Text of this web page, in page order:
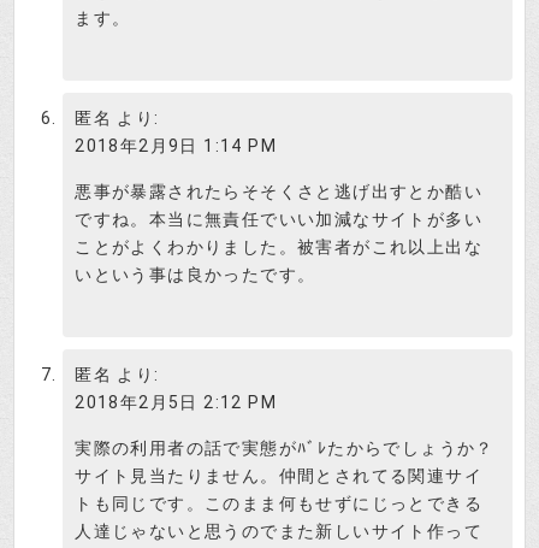
ます。
匿名 より:
2018年2月9日 1:14 PM
悪事が暴露されたらそそくさと逃げ出すとか酷い
ですね。本当に無責任でいい加減なサイトが多い
ことがよくわかりました。被害者がこれ以上出な
いという事は良かったです。
匿名 より:
2018年2月5日 2:12 PM
実際の利用者の話で実態がﾊﾞﾚたからでしょうか？
サイト見当たりません。仲間とされてる関連サイ
トも同じです。このまま何もせずにじっとできる
人達じゃないと思うのでまた新しいサイト作って